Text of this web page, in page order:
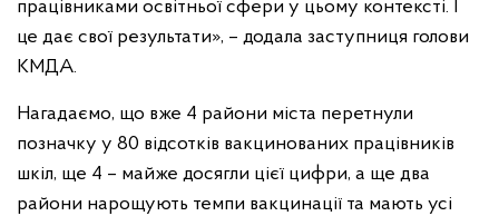
працівниками освітньої сфери у цьому контексті. І
це дає свої результати», – додала заступниця голови
КМДА.
Нагадаємо, що вже 4 райони міста перетнули
позначку у 80 відсотків вакцинованих працівників
шкіл, ще 4 – майже досягли цієї цифри, а ще два
райони нарощують темпи вакцинації та мають усі